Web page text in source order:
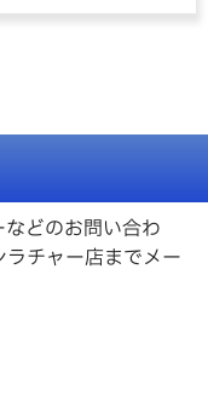
どのお問い合わ
チャー店までメー